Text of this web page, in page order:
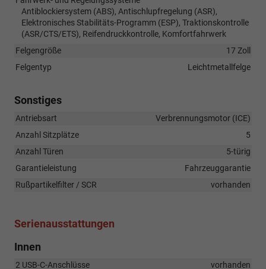
Antiblockiersystem (ABS), Antischlupfregelung (ASR),
Elektronisches Stabilitäts-Programm (ESP), Traktionskontrolle
(ASR/CTS/ETS), Reifendruckkontrolle, Komfortfahrwerk
Felgengröße
17 Zoll
Felgentyp
Leichtmetallfelge
Sonstiges
Antriebsart
Verbrennungsmotor (ICE)
Anzahl Sitzplätze
5
Anzahl Türen
5-türig
Garantieleistung
Fahrzeuggarantie
Rußpartikelfilter / SCR
vorhanden
Serienausstattungen
Innen
2 USB-C-Anschlüsse
vorhanden